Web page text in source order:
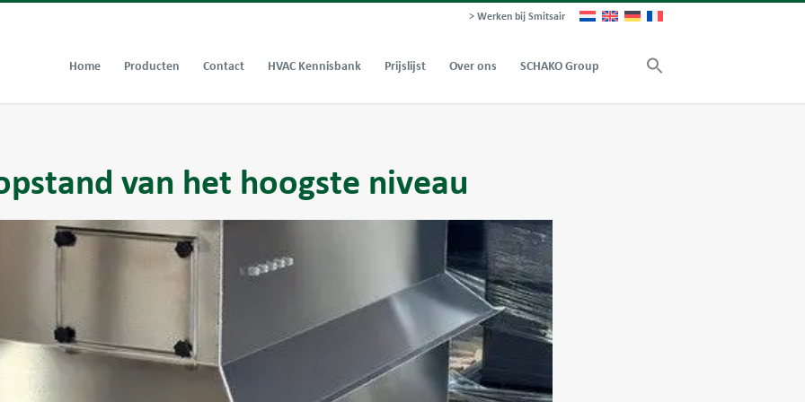
> Werken bij Smitsair
Home Producten Contact HVAC Kennisbank Prijslijst Over ons SCHAKO Group
van het hoogste niveau